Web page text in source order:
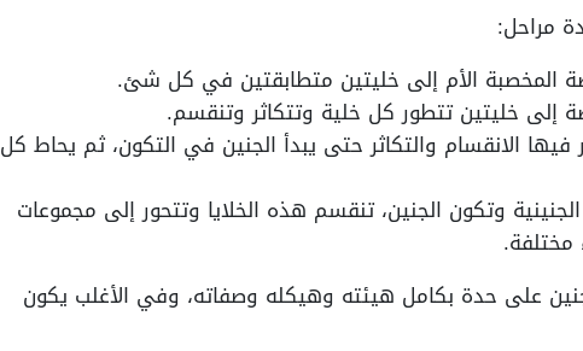
مراحل:
المخصبة الأم إلى خليتين متطابقتين في كل شئ.
إلى خليتين تتطور كل خلية وتتكاثر وتنقسم.
الانقسام والتكاثر حتى يبدأ الجنين في التكون، ثم يحاط كل
الجنينية وتكون الجنين، تنقسم هذه الخلايا وتتحور إلى مجموعات
على حدة بكامل هيئته وهيكله وصفاته، وفي الأغلب يكون